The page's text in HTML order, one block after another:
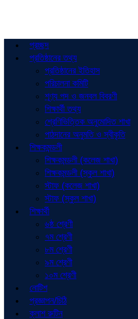
প্রচ্ছদ
প্রতিষ্ঠানের তথ্য
প্রতিষ্ঠানের ইতিহাস
পরিচালনা কমিটি
শূণ্য পদ ও জনবল বিবরণী
শিক্ষার্থী তথ্য
শ্রেণিভিত্তিক অনুমোদিত শাখা
পাঠদানের অনুমতি ও স্বীকৃতি
শিক্ষকমন্ডলী
শিক্ষকমন্ডলী (কলেজ শাখা)
শিক্ষকমন্ডলী (স্কুল শাখা)
স্টাফ (কলেজ শাখা)
স্টাফ (স্কুল শাখা)
শিক্ষার্থী
৬ষ্ঠ শ্রেণী
৭ম শ্রেণী
৮ম শ্রেণী
৯ম শ্রেণী
১০ম শ্রেণী
নোটিশ
প্রজ্ঞাপন/চিঠি
ক্লাশ রুটিন